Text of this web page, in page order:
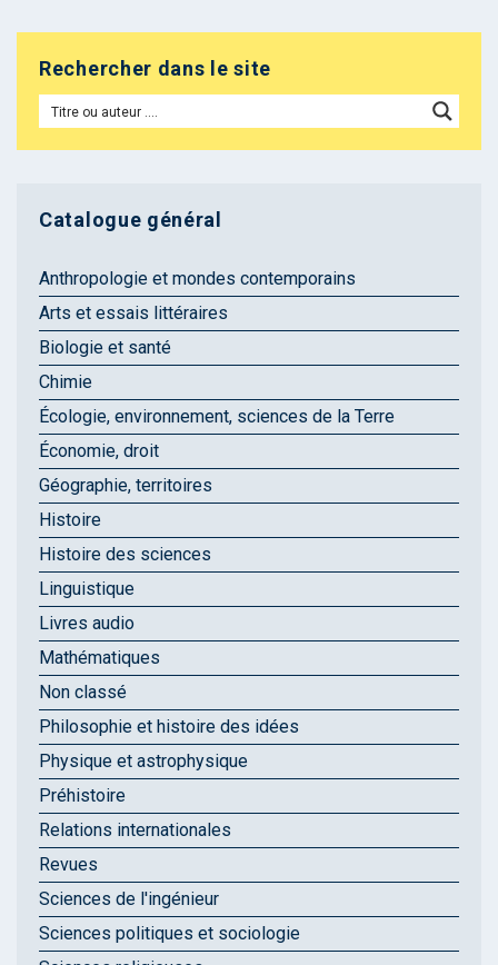
Rechercher dans le site
Catalogue général
Anthropologie et mondes contemporains
Arts et essais littéraires
Biologie et santé
Chimie
Écologie, environnement, sciences de la Terre
Économie, droit
Géographie, territoires
Histoire
Histoire des sciences
Linguistique
Livres audio
Mathématiques
Non classé
Philosophie et histoire des idées
Physique et astrophysique
Préhistoire
Relations internationales
Revues
Sciences de l'ingénieur
Sciences politiques et sociologie